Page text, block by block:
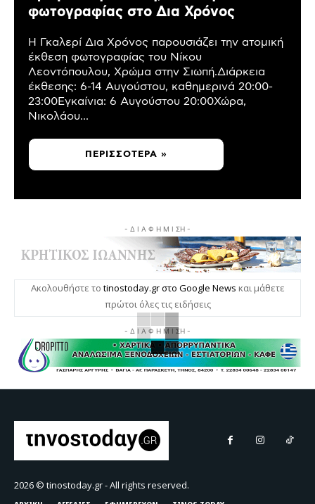
φωτογραφίας στο Δια Χρόνος
Η Γκαλερί Δια Χρόνος παρουσιάζει την ατομική
έκθεση φωτογραφίας του Νίκου
Λεοντόπουλου, Χρώμα στην Σιωπή.Διάρκεια
έκθεσης: 6-14 Αυγούστου, καθημερινά 20:00-
23:00Εγκαίνια: 6 Αυγούστου 20:00Χώρα,
Νικολάου...
ΠΕΡΙΣΣΌΤΕΡΑ »
- Δ Ι Α Φ Η Μ Ι ΣΗ -
Ακολουθήστε το tinostoday.gr στο Google News και μάθετε
πρώτοι όλες τις ειδήσεις
- Δ Ι Α Φ Η Μ Ι ΣΗ -
2026 © tinostoday.gr - All rights reserved.